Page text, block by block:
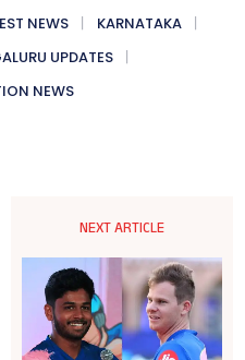
NEWS
KARNATAKA
UPDATES
NEWS
NEXT ARTICLE